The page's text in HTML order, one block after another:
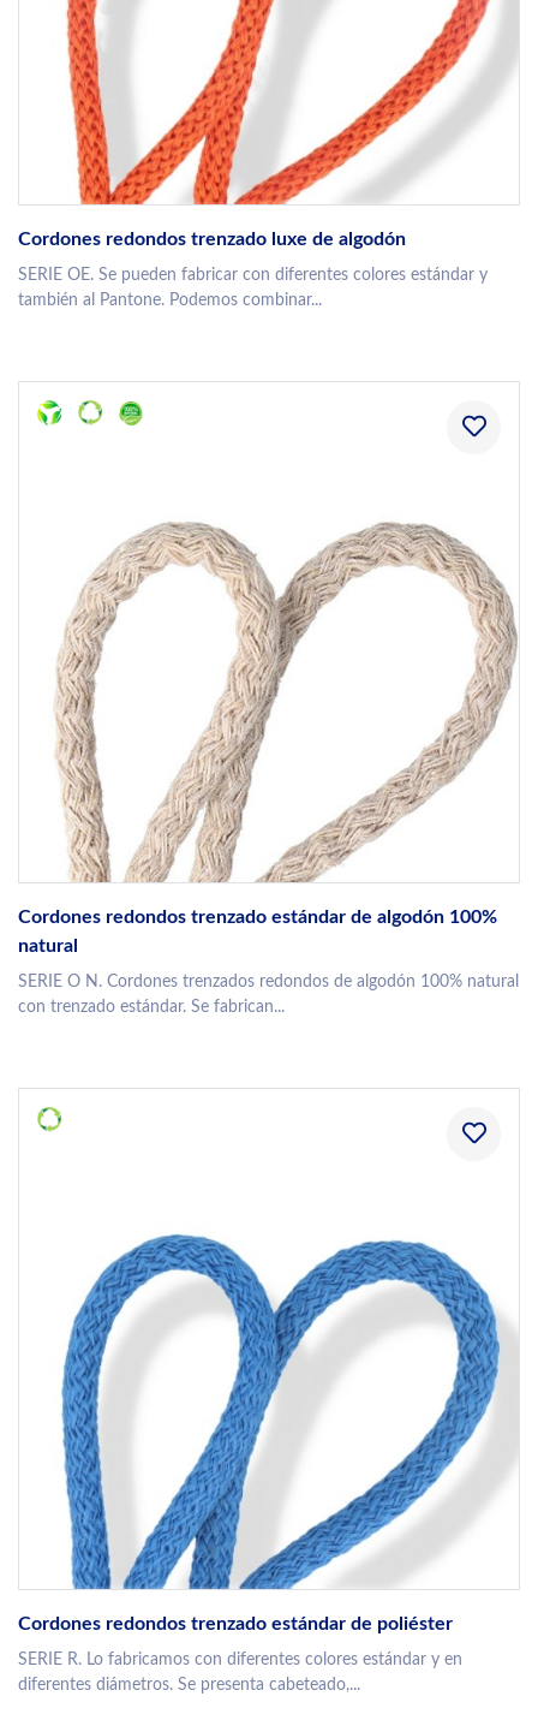
Cordones redondos trenzado luxe de algodón
SERIE OE. Se pueden fabricar con diferentes colores estándar y
también al Pantone. Podemos combinar...
Cordones redondos trenzado estándar de algodón 100%
natural
SERIE O N. Cordones trenzados redondos de algodón 100% natural
con trenzado estándar. Se fabrican...
Cordones redondos trenzado estándar de poliéster
SERIE R. Lo fabricamos con diferentes colores estándar y en
diferentes diámetros. Se presenta cabeteado,...